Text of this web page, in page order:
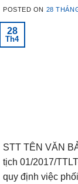
POSTED ON 28
28
Th4
STT TÊN VĂN
tịch 01/2017/
quy định việc